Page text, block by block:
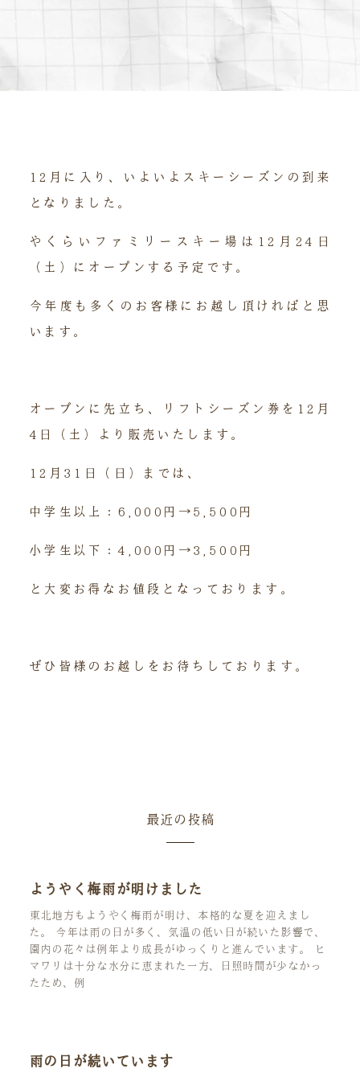
12月に入り、いよいよスキーシーズンの到来
となりました。
やくらいファミリースキー場は12月24日
（土）にオープンする予定です。
今年度も多くのお客様にお越し頂ければと思
います。
オープンに先立ち、リフトシーズン券を12月
4日（土）より販売いたします。
12月31日（日）までは、
中学生以上：6,000円→5,500円
小学生以下：4,000円→3,500円
と大変お得なお値段となっております。
ぜひ皆様のお越しをお待ちしております。
最近の投稿
ようやく梅雨が明けました
東北地方もようやく梅雨が明け、本格的な夏を迎えまし
た。 今年は雨の日が多く、気温の低い日が続いた影響で、
園内の花々は例年より成長がゆっくりと進んでいます。 ヒ
マワリは十分な水分に恵まれた一方、日照時間が少なかっ
たため、例
雨の日が続いています